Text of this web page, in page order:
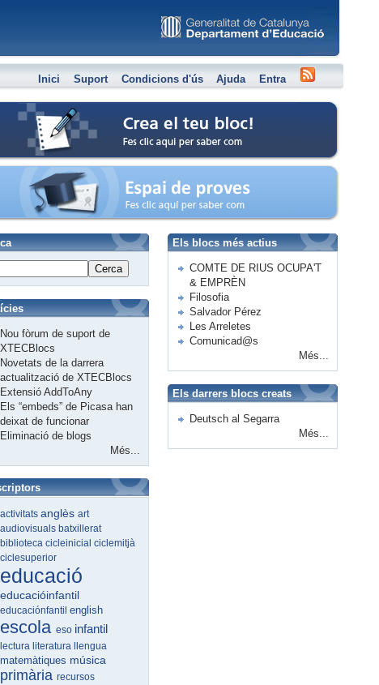
Inici Suport Condicions d'ús Ajuda Entra
Crea el teu bloc
Espai de proves
Cerca
Nou fòrum de suport de
XTECBlocs
Novetats de la darrera
actualització de XTECBlocs
Extensió AddToAny
Els “embeds” de Picasa han
deixat de funcionar
Eliminació de blogs
Més...
activitatsanglèsart
audiovisualsbatxillerat
bibliotecacicleinicialciclemitjà
ciclesuperior
educació
educacióinfantil
educaciónfantilenglish
escolaeso infantil
lecturaliteraturallengua
matemàtiques música
primàriarecursos
Els blocs més actius
COMTE DE RIUS OCUPA'T
& EMPRÈN
Filosofia
Salvador Pérez
Les Arreletes
Comunicad@s
Més...
Els darrers blocs creats
Deutsch al Segarra
Més...